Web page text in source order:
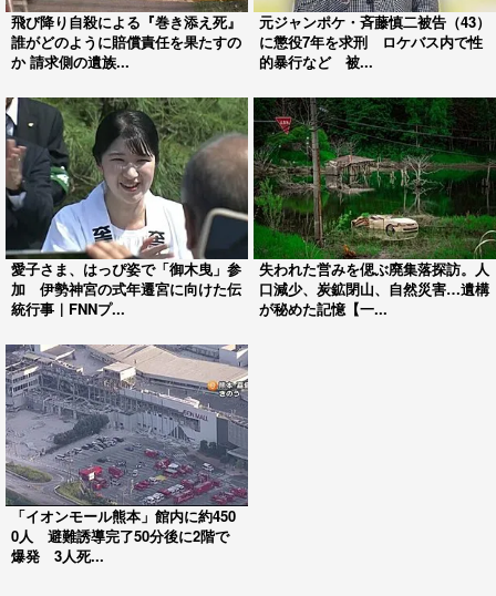
飛び降り自殺による『巻き添え死』
誰がどのように賠償責任を果たすの
か 請求側の遺族...
元ジャンポケ・斉藤慎二被告（43）
に懲役7年を求刑 ロケバス内で性
的暴行など 被...
愛子さま、はっぴ姿で「御木曳」参
加 伊勢神宮の式年遷宮に向けた伝
統行事｜FNNプ...
失われた営みを偲ぶ廃集落探訪。人
口減少、炭鉱閉山、自然災害…遺構
が秘めた記憶【一...
「イオンモール熊本」館内に約450
0人 避難誘導完了50分後に2階で
爆発 3人死...